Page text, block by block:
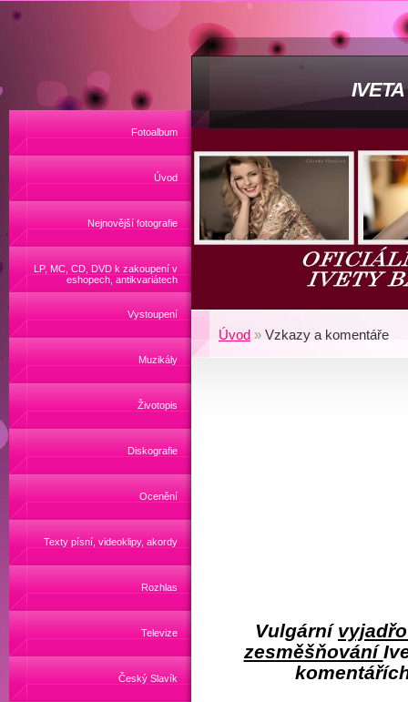
Fotoalbum
Úvod
Nejnovější fotografie
LP, MC, CD, DVD k zakoupení v
eshopech, antikvariátech
Vystoupení
Muzikály
Životopis
Diskografie
Ocenění
Texty písní, videoklipy, akordy
Rozhlas
Televize
Český Slavík
Úvod » Vzkazy a komentáře
Vulgární
zesměšňování